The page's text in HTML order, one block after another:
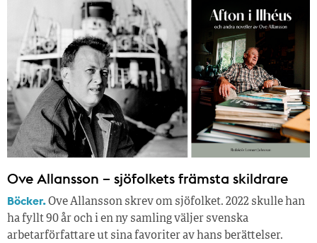
Ove Allansson – sjöfolkets främsta skildrare
Böcker.Ove Allansson skrev om sjöfolket. 2022 skulle han
ha fyllt 90 år och i en ny samling väljer svenska
arbetarförfattare ut sina favoriter av hans berättelser.